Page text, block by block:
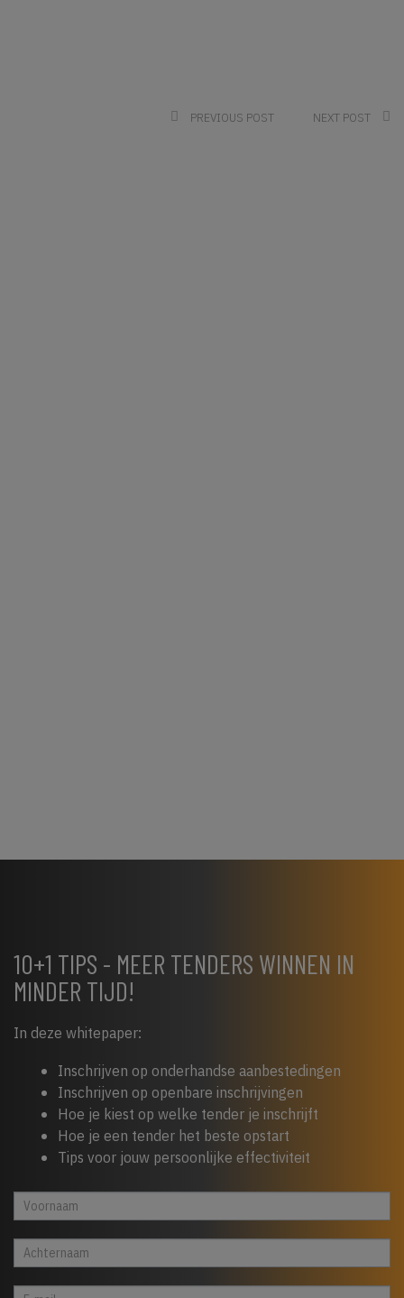
PREVIOUS POST NEXT POST
10+1 TIPS - MEER TENDERS WINNEN IN
MINDER TIJD!
In deze whitepaper:
Inschrijven op onderhandse aanbestedingen
Inschrijven op openbare inschrijvingen
Hoe je kiest op welke tender je inschrijft
Hoe je een tender het beste opstart
Tips voor jouw persoonlijke effectiviteit
Whitepaper
cta
footer
Indien
je
een
mens
bent,